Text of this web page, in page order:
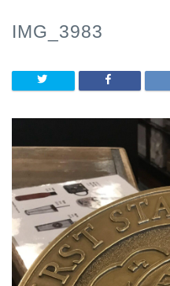
IMG_3983